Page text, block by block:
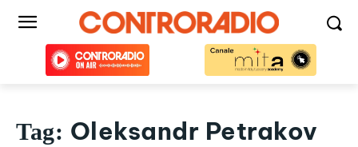
Tag: Oleksandr Petrakov